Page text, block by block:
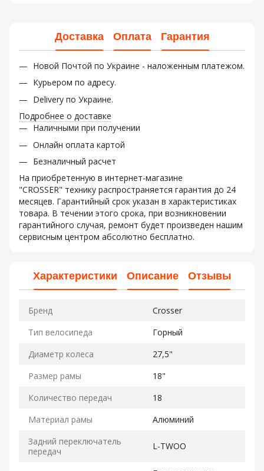
Доставка Оплата Гарантия
Новой Почтой по Украине - наложенным платежом.
Курьером по адресу.
Delivery по Украине.
Подробнее о доставке
Наличными при получении
Онлайн оплата картой
Безналичный расчет
На приобретенную в интернет-магазине
"CROSSER" технику распространяется гарантия до 24
месяцев. Гарантийный срок указан в характеристиках
товара. В течении этого срока, при возникновении
гарантийного случая, ремонт будет произведен нашим
сервисным центром абсолютно бесплатно.
Характеристики Описание Отзывы
Бренд
Crosser
Тип велосипеда
Горный
Диаметр колеса
27,5"
Размер рамы
18"
Количество передач
18
Материал рамы
Алюминий
Задний переключатель
передач
L-TWOO